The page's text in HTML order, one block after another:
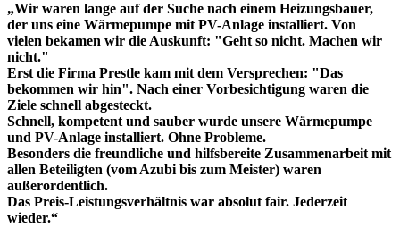
„Wir waren lange auf der Suche nach einem Heizungsbauer,
der uns eine Wärmepumpe mit PV-Anlage installiert. Von
vielen bekamen wir die Auskunft: "Geht so nicht. Machen wir
nicht."
Erst die Firma Prestle kam mit dem Versprechen: "Das
bekommen wir hin". Nach einer Vorbesichtigung waren die
Ziele schnell abgesteckt.
Schnell, kompetent und sauber wurde unsere Wärmepumpe
und PV-Anlage installiert. Ohne Probleme.
Besonders die freundliche und hilfsbereite Zusammenarbeit mit
allen Beteiligten (vom Azubi bis zum Meister) waren
außerordentlich.
Das Preis-Leistungsverhältnis war absolut fair. Jederzeit
wieder.“